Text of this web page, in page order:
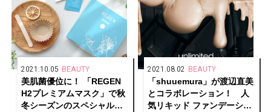
2021.10.05 BEAUTY
美肌菌優位に！ 「REGEN
H2プレミアムマスク」で秋
冬シーズンのスペシャルケ
2021.08.02 BEAUTY
「shuuemura」が渡辺直美
とコラボレーション！ 人
気リキッド ファンデーショ